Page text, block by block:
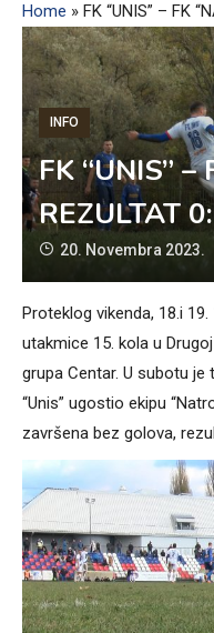
Home » FK “UNIS” – FK
INFO
FK “UNIS” –
REZULTAT
20. Novembra 2023.
Proteklog vikenda, 18.i
utakmice 15. kola u
grupa Centar. U subotu je
“Unis” ugostio ekipu
završena bez golova,